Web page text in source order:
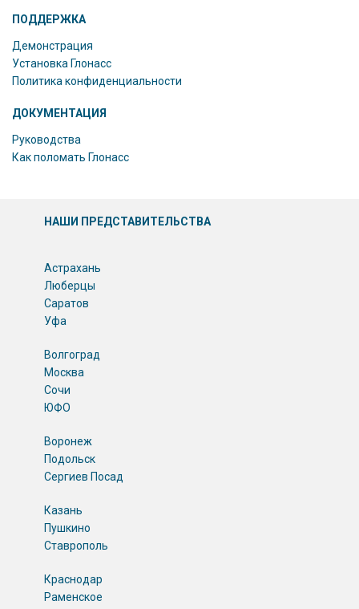
ПОДДЕРЖКА
Демонстрация
Установка Глонасс
Политика конфиденциальности
ДОКУМЕНТАЦИЯ
Руководства
Как поломать Глонасс
НАШИ ПРЕДСТАВИТЕЛЬСТВА
Астрахань
Люберцы
Саратов
Уфа
Волгоград
Москва
Сочи
ЮФО
Воронеж
Подольск
Сергиев Посад
Казань
Пушкино
Ставрополь
Краснодар
Раменское